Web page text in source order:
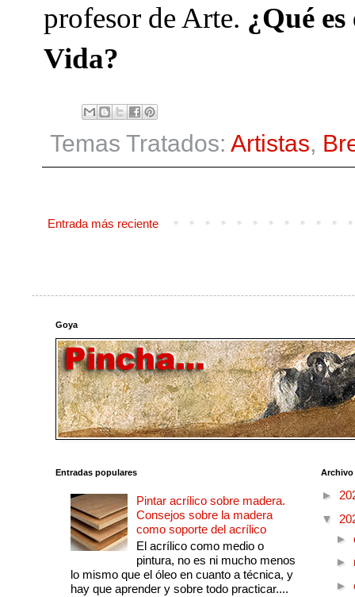
profesor de Arte. ¿Qué
Vida?
Temas Tratados: Artistas,
Entrada más reciente
Goya
Entradas populares
Pintar acrílico sobre madera.
Consejos sobre la madera
como soporte del acrílico
El acrílico como medio o
pintura, no es ni mucho menos
lo mismo que el óleo en cuanto a técnica, y
hay que aprender y sobre todo practicar....
►
▼
►
►
►